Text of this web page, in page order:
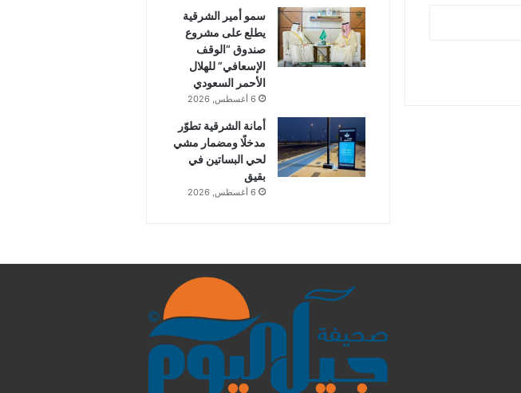
سمو أمير الشرقية
يطلع على مشروع
صندوق “الوقف
الإسعافي” للهلال
الأحمر السعودي
6 أغسطس, 2026
أمانة الشرقية تطوّر
مدخلًا ومضمار مشي
لحي البساتين في
بقيق
6 أغسطس, 2026